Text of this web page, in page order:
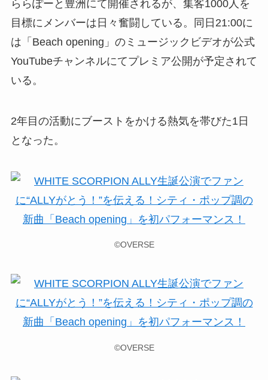
ららぽーと豊洲にて開催されるが、集客1000人を
目標にメンバーは日々奮闘している。同日21:00に
は「Beach opening」のミュージックビデオが公式
YouTubeチャンネルにてプレミア公開が予定されて
いる。
2年目の活動にブーストをかける熱気を帯びた1日
となった。
©OVERSE
©OVERSE